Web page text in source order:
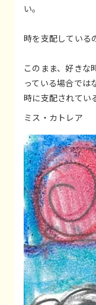
い。
時を支配している
このまま、好きな
っている場合では
時に支配されてい
ミス・カトレア